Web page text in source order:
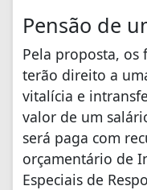
Pensão de
Pela proposta, os
terão direito a
vitalícia e
valor de um
será paga com
orçamentário de
Especiais de